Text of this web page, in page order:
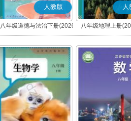
人教版
八年级道德与法治下册(2026
春版)(部编版)
人
八年级地理上册